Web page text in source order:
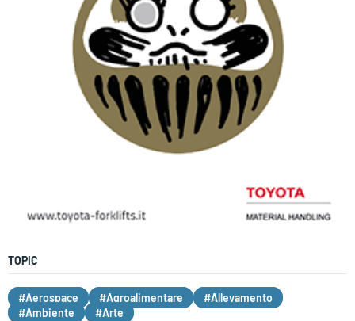
TOPIC
#Aerospace #Agroalimentare
#Allevamento
#Ambiente
#Arte